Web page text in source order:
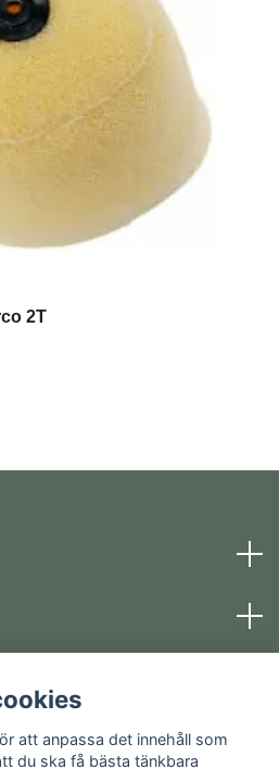
2T
att anpassa det innehåll som
du ska få bästa tänkbara